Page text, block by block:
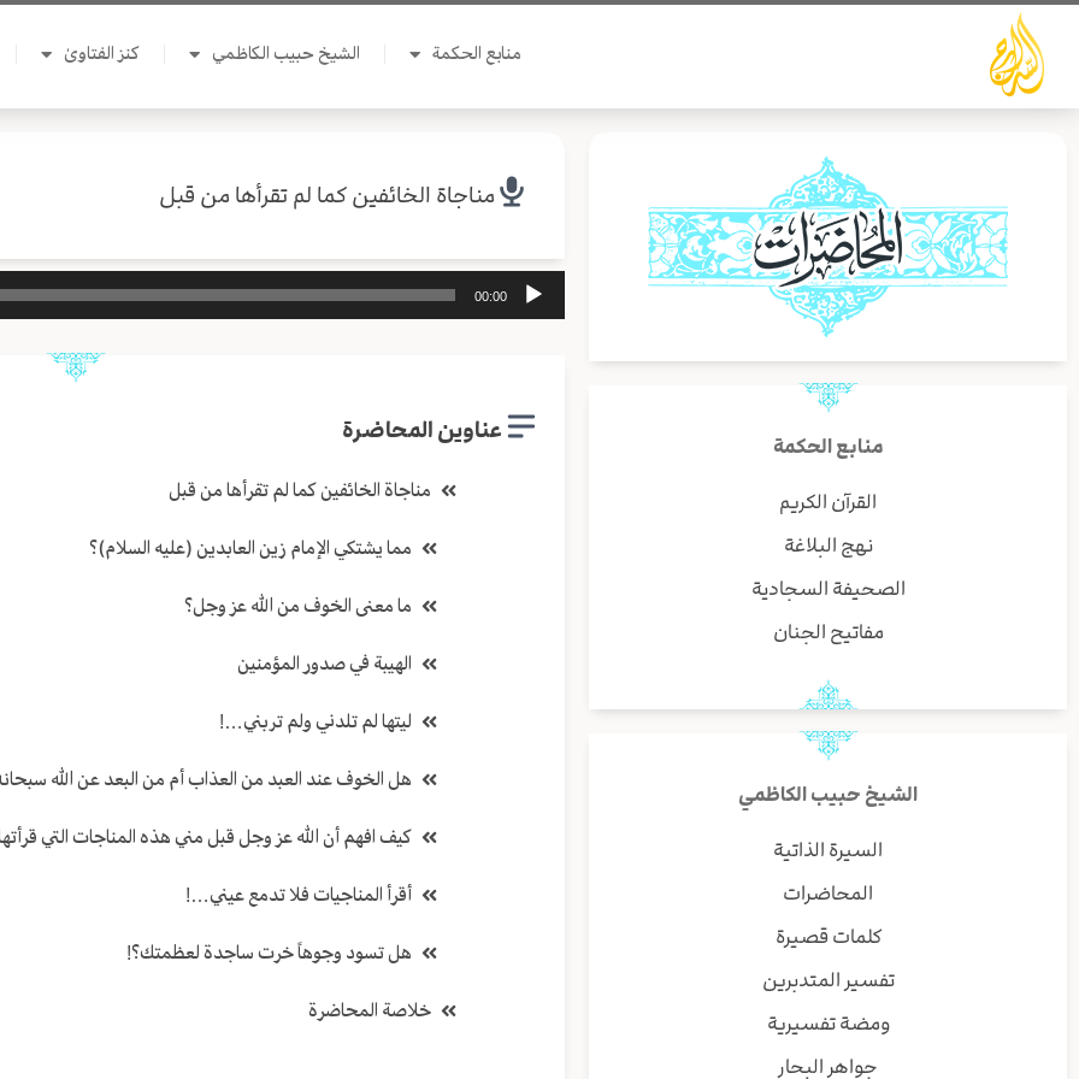
تخطي
المحتوى
منابع الحكمة الشيخ حبيب الكاظمي كنز الفتاوىٰ
منابع الحكمة
القرآن الكريم
نهج البلاغة
الصحيفة السجادية
مفاتيح الجنان
الشيخ حبيب الكاظمي
السيرة الذاتية
المحاضرات
كلمات قصيرة
تفسير المتدبرين
ومضة تفسيرية
جواهر البحار
مناجاة الخائفين كما لم تقرأها من قبل
مشغل
00:00
عناوين المحاضرة
مناجاة الخائفين كما لم تقرأها من قبل
مما يشتكي الإمام زين العابدين (عليه السلام)؟
ما معنى الخوف من الله عز وجل؟
الهيبة في صدور المؤمنين
ليتها لم تلدني ولم تربني…!
هل الخوف عند العبد من العذاب أم من البعد عن الله
كيف افهم أن الله عز وجل قبل مني هذه المناجات التي
أقرأ المناجيات فلا تدمع عيني…!
هل تسود وجوهاً خرت ساجدة لعظمتك؟!
خلاصة المحاضرة